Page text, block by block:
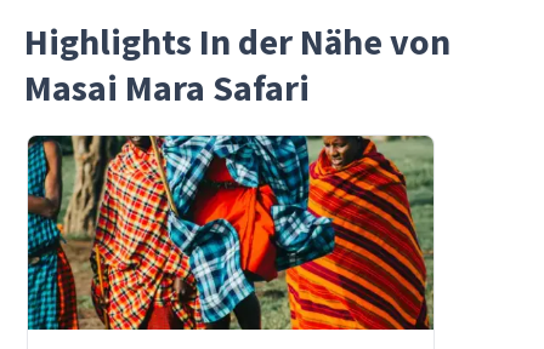
Highlights In der Nähe von
Masai Mara Safari